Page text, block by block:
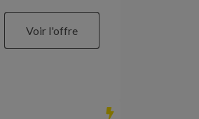
Voir l'offre